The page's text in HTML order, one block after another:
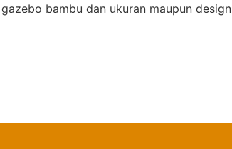
bambu dan ukuran maupun design